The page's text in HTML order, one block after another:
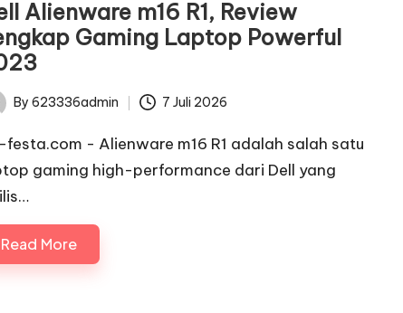
Alienware m16 R1, Review
Gaming Laptop Powerful
By 623336admin 7 Juli 2026
- Alienware m16 R1 adalah salah satu
gaming high-performance dari Dell yang
Read More